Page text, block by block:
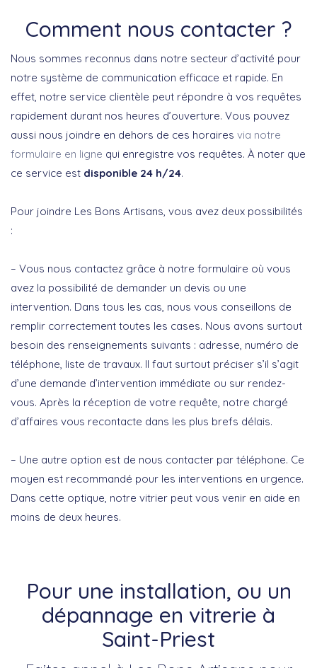
Comment nous contacter ?
Nous sommes reconnus dans notre secteur d’activité pour
notre système de communication efficace et rapide. En
effet, notre service clientèle peut répondre à vos requêtes
rapidement durant nos heures d’ouverture. Vous pouvez
aussi nous joindre en dehors de ces horaires via notre
formulaire en ligne qui enregistre vos requêtes. À noter que
ce service est disponible 24 h/24.
Pour joindre Les Bons Artisans, vous avez deux possibilités
:
– Vous nous contactez grâce à notre formulaire où vous
avez la possibilité de demander un devis ou une
intervention. Dans tous les cas, nous vous conseillons de
remplir correctement toutes les cases. Nous avons surtout
besoin des renseignements suivants : adresse, numéro de
téléphone, liste de travaux. Il faut surtout préciser s’il s’agit
d’une demande d’intervention immédiate ou sur rendez-
vous. Après la réception de votre requête, notre chargé
d’affaires vous recontacte dans les plus brefs délais.
– Une autre option est de nous contacter par téléphone. Ce
moyen est recommandé pour les interventions en urgence.
Dans cette optique, notre vitrier peut vous venir en aide en
moins de deux heures.
Pour une installation, ou un
dépannage en vitrerie à
Saint-Priest